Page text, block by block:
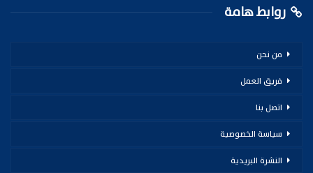
روابط هامة
من نحن
فريق العمل
اتصل بنا
سياسة الخصوصية
النشرة البريدية